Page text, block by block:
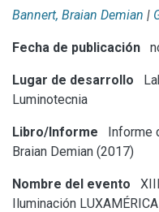
Bannert, Braian Demian |
Fecha de publicación
Lugar de desarrollo
Luminotecnia
Libro/Informe
Informe
Braian Demian (2017)
Nombre del evento
Iluminación